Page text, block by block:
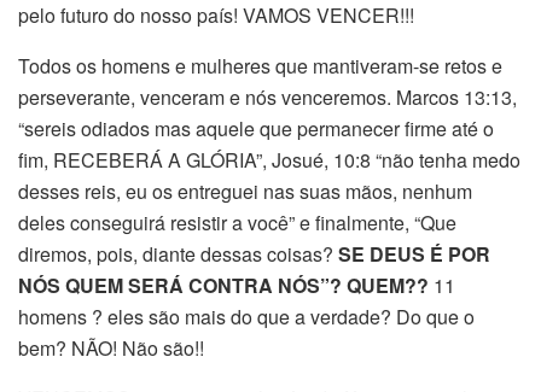
pelo futuro do nosso país! VAMOS VENCER!!!
Todos os homens e mulheres que mantiveram-se retos e
perseverante, venceram e nós venceremos. Marcos 13:13,
“sereis odiados mas aquele que permanecer firme até o
fim, RECEBERÁ A GLÓRIA”, Josué, 10:8 “não tenha medo
desses reis, eu os entreguei nas suas mãos, nenhum
deles conseguirá resistir a você” e finalmente, “Que
diremos, pois, diante dessas coisas? SE DEUS É POR
NÓS QUEM SERÁ CONTRA NÓS”? QUEM?? 11
homens ? eles são mais do que a verdade? Do que o
bem? NÃO! Não são!!